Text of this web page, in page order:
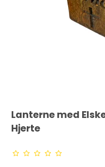
Lanterne med
Hjerte